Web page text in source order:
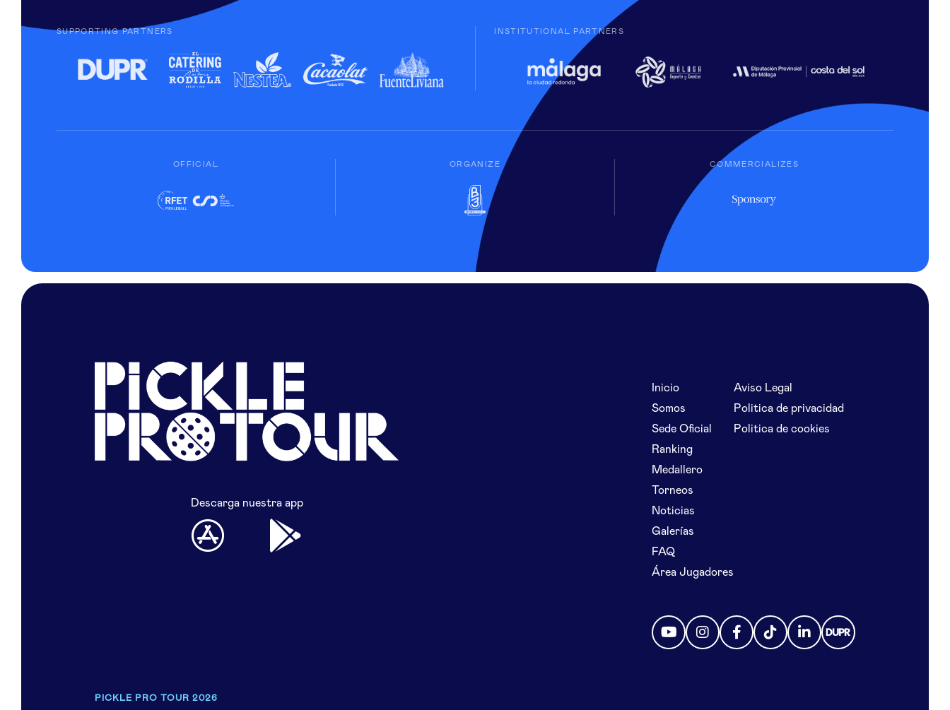
SUPPORTING PARTNERS INSTITUTIONAL PARTNERS
OFFICIAL ORGANIZE COMMERCIALIZES
Descarga nuestra app
Inicio
Somos
Sede Oficial
Ranking
Medallero
Torneos
Noticias
Galerías
FAQ
Área Jugadores
Aviso Legal
Politica de privacidad
Politica de cookies
PICKLE PRO TOUR 2026